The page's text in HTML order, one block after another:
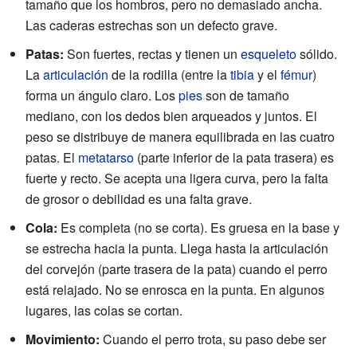
tamaño que los hombros, pero no demasiado ancha.
Las caderas estrechas son un defecto grave.
Patas: Son fuertes, rectas y tienen un esqueletosólido.
Laarticulación de la rodilla (entre latibiay el fémur)
forma un ángulo claro. Lospiesson de tamaño
mediano, con los dedos bien arqueados y juntos. El
peso se distribuye de manera equilibrada en las cuatro
patas. El metatarso (parte inferior de la pata trasera) es
fuerte y recto. Se acepta una ligera curva, pero la falta
de grosor o debilidad es una falta grave.
Cola: Es completa (no se corta). Es gruesa en la base y
se estrecha hacia la punta. Llega hasta la articulación
del corvejón (parte trasera de la pata) cuando el perro
está relajado. No se enrosca en la punta. En algunos
lugares, las colas se cortan.
Movimiento: Cuando el perro trota, su paso debe ser